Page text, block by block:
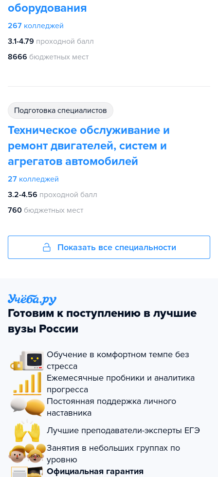
оборудования
267 колледжей
3.1-4.79 проходной балл
8666 бюджетных мест
подготовка специалистов
Техническое обслуживание и
ремонт двигателей, систем и
агрегатов автомобилей
27 колледжей
3.2-4.56 проходной балл
760 бюджетных мест
Показать все специальности
Готовим к поступлению в лучшие
вузы России
Обучение в комфортном темпе без
стресса
Ежемесячные пробники и аналитика
прогресса
Постоянная поддержка личного
наставника
Лучшие преподаватели-эксперты ЕГЭ
Занятия в небольших группах по
уровню
Официальная гарантия